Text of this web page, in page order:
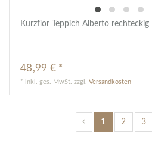
Kurzflor Teppich Alberto rechteckig
48,99 € *
* inkl. ges. MwSt. zzgl.Versandkosten
1 2 3